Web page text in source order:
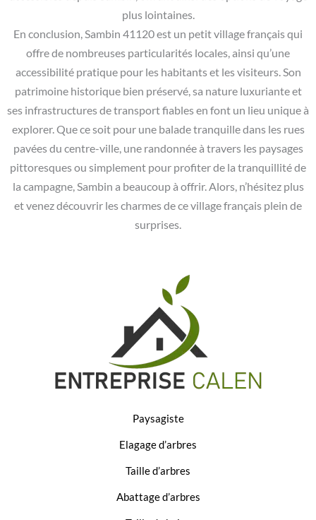
plus lointaines.
En conclusion, Sambin 41120 est un petit village français qui
offre de nombreuses particularités locales, ainsi qu’une
accessibilité pratique pour les habitants et les visiteurs. Son
patrimoine historique bien préservé, sa nature luxuriante et
ses infrastructures de transport fiables en font un lieu unique à
explorer. Que ce soit pour une balade tranquille dans les rues
pavées du centre-ville, une randonnée à travers les paysages
pittoresques ou simplement pour profiter de la tranquillité de
la campagne, Sambin a beaucoup à offrir. Alors, n’hésitez plus
et venez découvrir les charmes de ce village français plein de
surprises.
Paysagiste
Elagage d’arbres
Taille d’arbres
Abattage d’arbres